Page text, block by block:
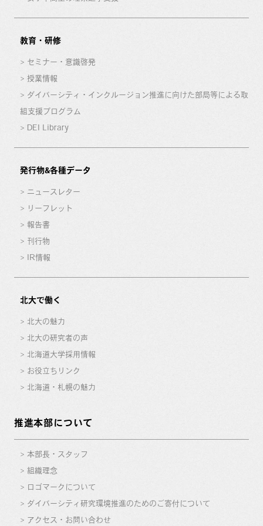
教育・研修
セミナー・意識啓発
授業情報
ダイバーシティ・インクルージョン推進に向けた部局等による取
組支援プログラム
DEI Library
発行物&各種データ
ニュースレター
リーフレット
報告書
刊行物
IR情報
北大で働く
北大の魅力
北大の研究者の声
北海道大学採用情報
お役立ちリンク
北海道・札幌の魅力
推進本部について
本部長・スタッフ
組織理念
ロゴマークについて
ダイバーシティ研究環境推進のためのご寄付について
アクセス・お問い合わせ